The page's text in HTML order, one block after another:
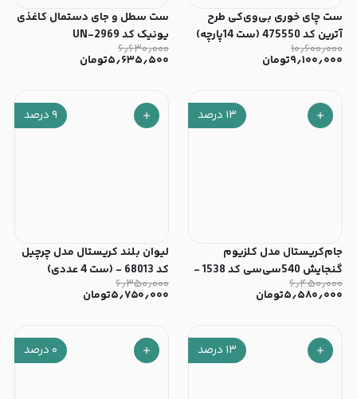
ست چای خوری بی‌وی‌کی طرح
آترین کد 475550 (ست 14پارچه)
۱۰٫۶۰۰٫۰۰۰
۹٫۱۰۰٫۰۰۰تومان
ست سطل و جای دستمال کاغذی
یونیک کد 2969-UN
۶٫۶۳۰٫۰۰۰
۵٫۶۳۵٫۵۰۰تومان
۱۳ درصد
جام‌کریستال مدل کلزیوم
گنجایش 540سی‌سی کد 1538 -
(ست 4 عددی)
۶٫۴۵۰٫۰۰۰
۵٫۵۸۰٫۰۰۰تومان
۹ درصد
لیوان بلند کریستال مدل چرچیل
کد 68013 - (ست 4 عددی)
۶٫۳۵۰٫۰۰۰
۵٫۷۵۰٫۰۰۰تومان
۱۳ درصد ۰ درصد